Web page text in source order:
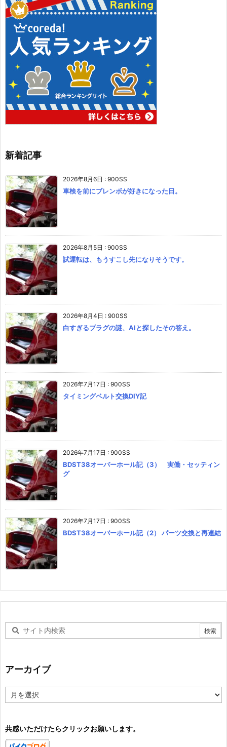
新着記事
2026年8月6日 : 900SS
車検を前にブレンボが好きになった日。
2026年8月5日 : 900SS
試運転は、もうすこし先になりそうです。
2026年8月4日 : 900SS
白すぎるプラグの謎、AIと探したその答え。
2026年7月17日 : 900SS
タイミングベルト交換DIY記
2026年7月17日 : 900SS
BDST38オーバーホール記（3） 実働・セッティン
グ
2026年7月17日 : 900SS
BDST38オーバーホール記（2） パーツ交換と再連結
アーカイブ
ー
ブ
共感いただけたらクリックお願いします。